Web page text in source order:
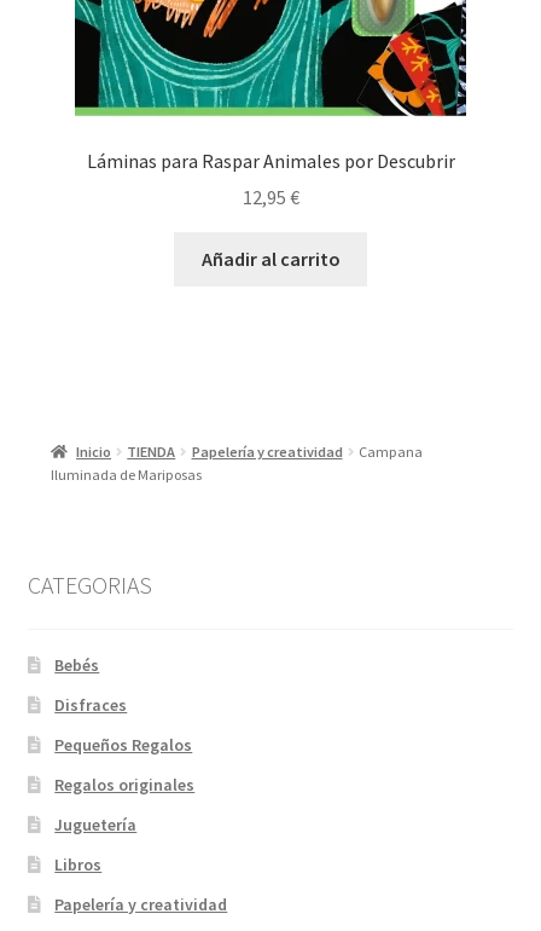
Láminas para Raspar Animales por Descubrir
12,95 €
Añadir al carrito
Inicio TIENDA Papelería y creatividad
Campana
Iluminada de Mariposas
CATEGORIAS
Bebés
Disfraces
Pequeños Regalos
Regalos originales
Juguetería
Libros
Papelería y creatividad